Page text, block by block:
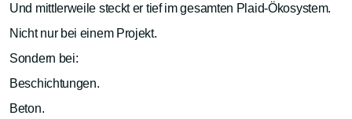
Und mittlerweile steckt er tief im gesamten Plaid-Ökosystem.
Nicht nur bei einem Projekt.
Sondern bei:
Beschichtungen.
Beton.